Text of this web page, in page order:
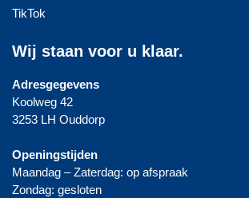
TikTok
Wij staan voor u klaar.
Adresgegevens
Koolweg 42
3253 LH Ouddorp
Openingstijden
Maandag – Zaterdag: op afspraak
Zondag: gesloten